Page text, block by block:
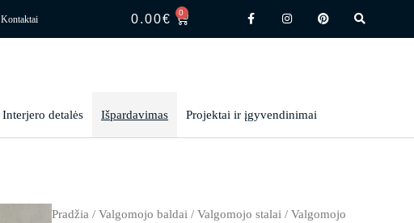
Kontaktai 0.00€ 0
a
c
e
n
t
i
n
t
e
a
r
Interjero detalės Išpardavimas Projektai ir įgyvendinimai
Pradžia / Valgomojo baldai / Valgomojo stalai / Valgomojo